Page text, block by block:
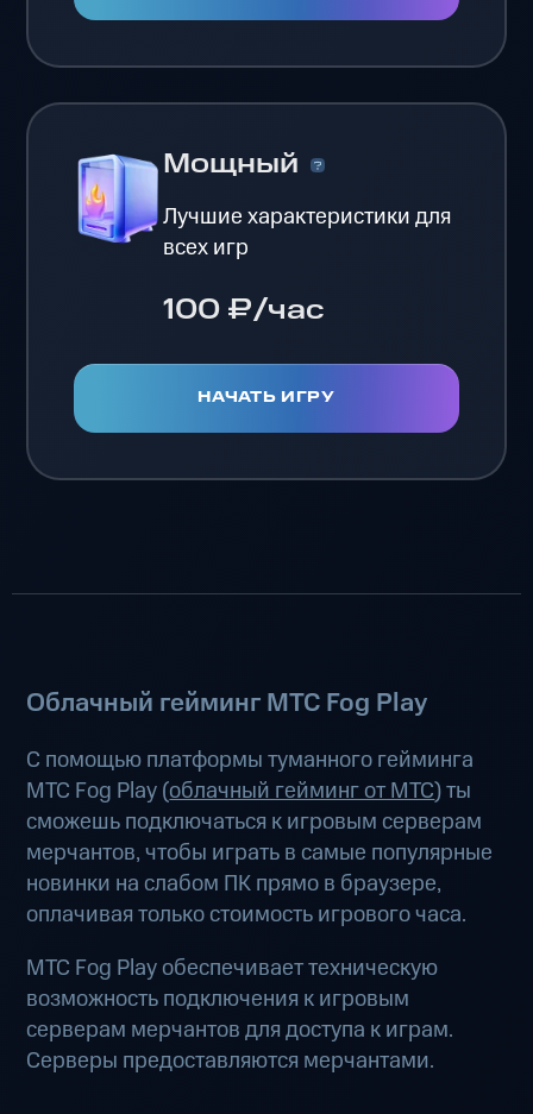
Мощный
Лучшие характеристики для
всех игр
100 ₽/час
НАЧАТЬ ИГРУ
Облачный гейминг МТС Fog Play
С помощью платформы туманного гейминга
МТС Fog Play (облачный гейминг от МТС) ты
сможешь подключаться к игровым серверам
мерчантов, чтобы играть в самые популярные
новинки на слабом ПК прямо в браузере,
оплачивая только стоимость игрового часа.
МТС Fog Play обеспечивает техническую
возможность подключения к игровым
серверам мерчантов для доступа к играм.
Серверы предоставляются мерчантами.